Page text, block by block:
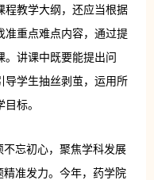
程教学大纲，还应当根据
准重点难点内容，通过提
讲课中既要能提出问
导学生抽丝剥茧，运用所
标。
不忘初心，聚焦学科发展
精准发力。今年，药学院